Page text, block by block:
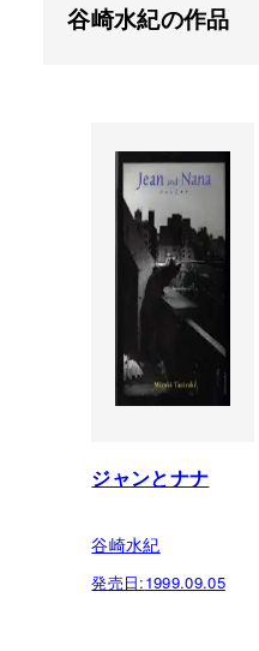
谷崎水紀の作品
ジャンとナナ
谷崎水紀
発売日:1999.09.05